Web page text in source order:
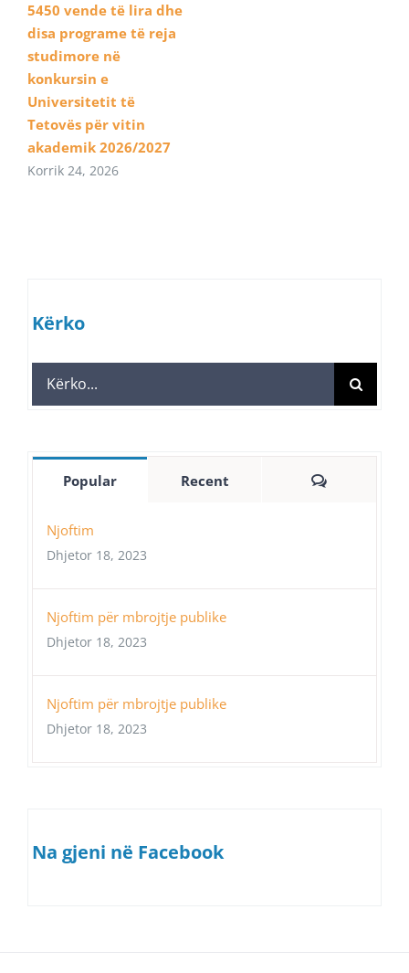
5450 vende të lira dhe
disa programe të reja
studimore në
konkursin e
Universitetit të
Tetovës për vitin
akademik 2026/2027
Korrik 24, 2026
Kërko
Search
for:
Popular Recent Comments
Njoftim
Dhjetor 18, 2023
Njoftim për mbrojtje publike
Dhjetor 18, 2023
Njoftim për mbrojtje publike
Dhjetor 18, 2023
Na gjeni në Facebook